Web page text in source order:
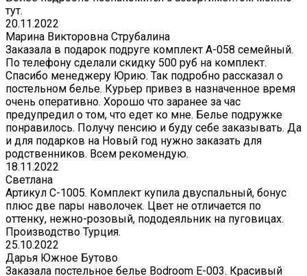
тут.
20.11.2022
Марина Викторовна Струбалина
Заказала в подарок подруге комплект А-058 семейный.
По телефону сделали скидку 500 руб на комплект.
Спасибо менеджеру Юрию. Так подробно рассказал о
постельном белье. Курьер привез в назначенное время
очень оперативно. Хорошо что заранее за час
предупредил о том, что едет ко мне. Белье подружке
понравилось. Получу пенсию и буду себе заказывать. Да
и для подарков на Новый год нужно заказать для
родственников. Всем рекомендую.
18.11.2022
Светлана
Артикул С-1005. Комплект купила двуспальный, бонус
плюс две пары наволочек. Цвет не отличается по
оттенку, нежно-розовый, пододеяльник на пуговицах.
Производство Турция.
25.10.2022
Дарья Южное Бутово
Заказала постельное белье Bodroom E-003. Красивый